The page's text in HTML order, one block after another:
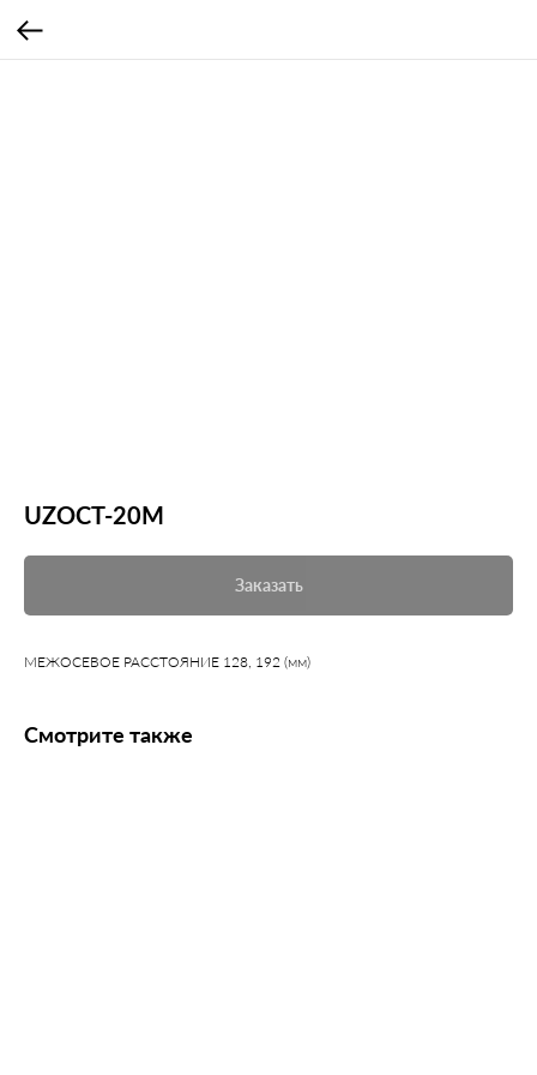
UZOCT-20M
Заказать
МЕЖОСЕВОЕ РАССТОЯНИЕ 128, 192 (мм)
Смотрите также